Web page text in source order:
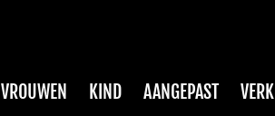
VROUWEN KIND AANGEPAST